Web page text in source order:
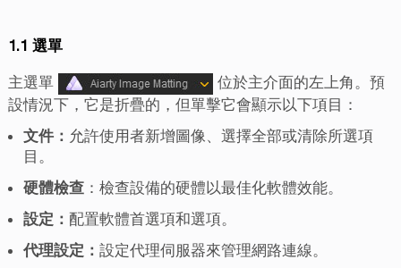
1.1 選單
主選單
位於主介面的左上角。預
設情況下，它是折疊的，但單擊它會顯示以下項目：
文件： 允許使用者新增圖像、選擇全部或清除所選項
目。
硬體檢查：檢查設備的硬體以最佳化軟體效能。
設定： 配置軟體首選項和選項。
代理設定： 設定代理伺服器來管理網路連線。